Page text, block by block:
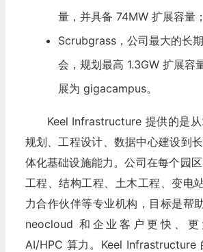
量，并具备 74MW 扩展容量；
Scrubgrass，公司最大的长
会，规划最高 1.3GW 扩展容
展为 gigacampus。
Keel Infrastructure 提供的是
规划、工程设计、数据中心建设到
体化基础设施能力。公司在每个园
工程、结构工程、土木工程、变电
力合作伙伴等专业机构，目标是帮
neocloud 和企业客户更快、
AI/HPC 算力。Keel Infrastructure